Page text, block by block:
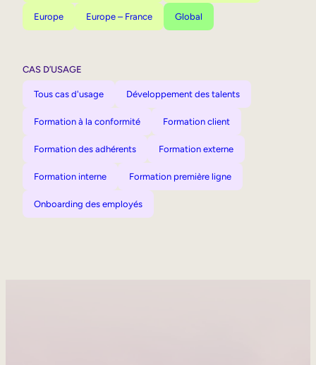
Europe Europe – France Global
CAS D’USAGE
Tous cas d'usage Développement des talents
Formation à la conformité Formation client
Formation des adhérents Formation externe
Formation interne Formation première ligne
Onboarding des employés